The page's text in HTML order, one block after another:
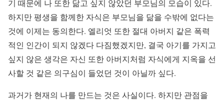
기 때문에 나 또한 닮고 싶지 않았던 부모님의 모습이 있다.
하지만 평생을 함께한 자식은 부모님을 닮을 수밖에 없다는
것에 이제는 동의한다. 엘리엇 또한 절대 아버지 같은 폭력
적인 인간이 되지 않겠다 다짐했겠지만, 결국 아기를 가지고
싶지 않은 생각은 자신 또한 아버지처럼 자식에게 지옥을 선
사할 것 같은 의구심이 들었던 것이 아닐까 싶다.
과거가 현재의 나를 만드는 것은 사실이다. 하지만 관점을